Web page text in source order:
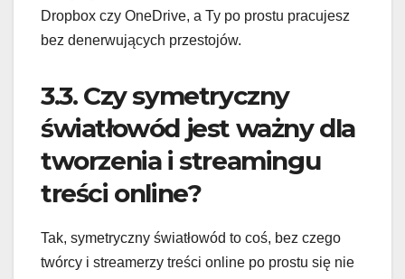
Dropbox czy OneDrive, a Ty po prostu pracujesz
bez denerwujących przestojów.
3.3. Czy symetryczny
światłowód jest ważny dla
tworzenia i streamingu
treści online?
Tak, symetryczny światłowód to coś, bez czego
twórcy i streamerzy treści online po prostu się nie